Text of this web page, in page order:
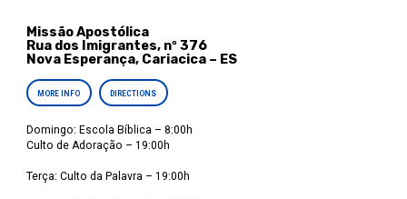
Missão Apostólica
Rua dos Imigrantes, nº 376
Nova Esperança, Cariacica – ES
MORE INFO DIRECTIONS
Domingo: Escola Bíblica – 8:00h
Culto de Adoração – 19:00h
Terça: Culto da Palavra – 19:00h